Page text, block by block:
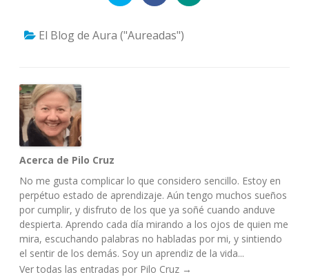
El Blog de Aura ("Aureadas")
Acerca de Pilo Cruz
No me gusta complicar lo que considero sencillo. Estoy en
perpétuo estado de aprendizaje. Aún tengo muchos sueños
por cumplir, y disfruto de los que ya soñé cuando anduve
despierta. Aprendo cada día mirando a los ojos de quien me
mira, escuchando palabras no habladas por mi, y sintiendo
el sentir de los demás. Soy un aprendiz de la vida...
Ver todas las entradas por Pilo Cruz →